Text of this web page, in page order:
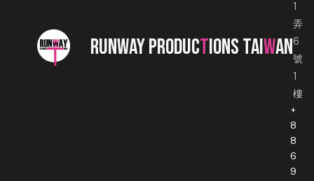
RUNWAY PRODUCTIONS TAIWAN
1
弄
6
號
1
樓
+
8
8
6
9